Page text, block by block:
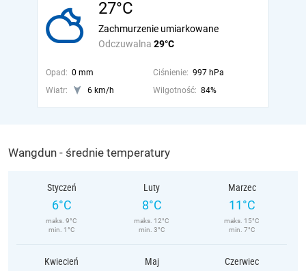
27°C
Odczuwalna 29°C
Zachmurzenie umiarkowane
Opad: 0 mm Ciśnienie: 997 hPa
Wiatr:
6 km/h Wilgotność: 84%
Wangdun - średnie temperatury
Styczeń
6°C
maks. 9°C
min. 1°C
Luty
8°C
maks. 12°C
min. 3°C
Marzec
11°C
maks. 15°C
min. 7°C
Kwiecień Maj Czerwiec